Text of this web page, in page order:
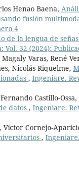
Henao Baena,
fusión
4
de la lengua de
32 (2024):
Varas, René
Nicolás Riquelme,
, Ingeniare.
Castillo-Ossa,
datos , Ingeniare.
Víctor Cornejo-
,